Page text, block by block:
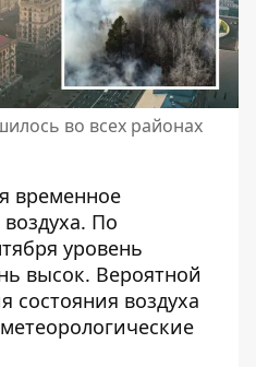
во всех районах
временное
. По
уровень
высок. Вероятной
состояния воздуха